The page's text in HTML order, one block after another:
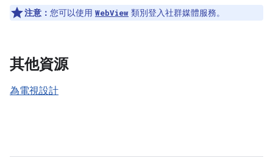
注意： 您可以使用 WebView 類別登入社群媒體服務。
其他資源
為電視設計